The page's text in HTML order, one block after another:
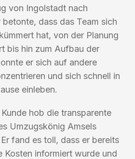
von Ingolstadt nach
betonte, dass das Team sich
hat, von der Planung
bis hin zum Aufbau der
er sich auf andere
und sich schnell in
einleben.
hob die transparente
Umzugskönig Amsels
fand es toll, dass er bereits
Kosten informiert wurde und